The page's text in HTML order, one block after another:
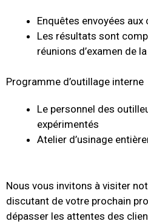
Enquêtes envoyées
Les résultats sont
réunions d’examen de
Programme d’outillage interne
Le personnel des
expérimentés
Atelier d’usinage
Nous vous invitons à visiter
discutant de votre prochain
dépasser les attentes des